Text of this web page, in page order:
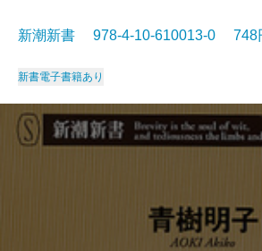
新潮新書 978-4-10-610013-0
新書電子書籍あり